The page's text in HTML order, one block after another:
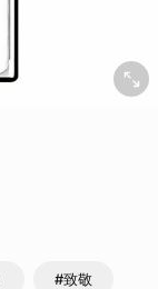
#致敬